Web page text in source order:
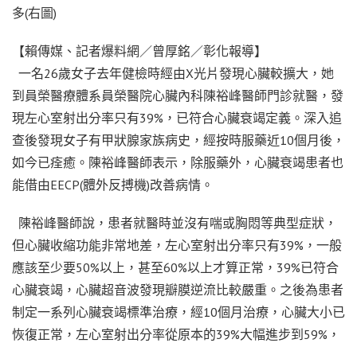
多(右圖)
【賴傳媒、記者爆料網／曾厚銘／彰化報導】
一名26歲女子去年健檢時經由X光片發現心臟較擴大，她
到員榮醫療體系員榮醫院心臟內科陳裕峰醫師門診就醫，發
現左心室射出分率只有39%，已符合心臟衰竭定義。深入追
查後發現女子有甲狀腺家族病史，經按時服藥近10個月後，
如今已痊癒。陳裕峰醫師表示，除服藥外，心臟衰竭患者也
能借由EECP(體外反搏機)改善病情。
陳裕峰醫師說，患者就醫時並沒有喘或胸悶等典型症狀，
但心臟收縮功能非常地差，左心室射出分率只有39%，一般
應該至少要50%以上，甚至60%以上才算正常，39%已符合
心臟衰竭，心臟超音波發現瓣膜逆流比較嚴重。之後為患者
制定一系列心臟衰竭標準治療，經10個月治療，心臟大小已
恢復正常，左心室射出分率從原本的39%大幅進步到59%，